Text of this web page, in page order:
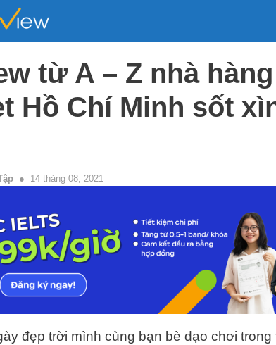
từ A – Z nhà
Hồ Chí Minh sốt
14 tháng 08, 2021
đẹp trời mình cùng bạn bè dạo chơi